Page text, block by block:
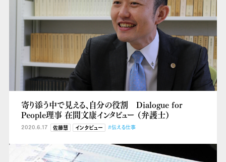
寄り添う中で見える、自分の役割 Dialogue for
People理事 在間文康インタビュー （弁護士）
2020.6.17 佐藤慧 インタビュー #伝える仕事